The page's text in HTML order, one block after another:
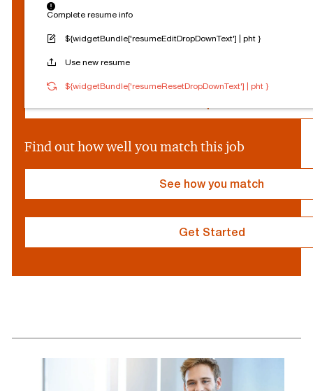
Complete resume info
${widgetBundle['resumeEditDropDownText'] | pht }
Use new resume
${widgetBundle['resumeResetDropDownText'] | pht }
o
l
r
i
r
}
Log out
Find out how well you match this job
See how you match
Get Started